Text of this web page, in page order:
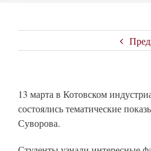
13 марта в Котовском
состоялись тематические
Суворова.